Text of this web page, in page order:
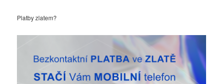
Platby zlatem?